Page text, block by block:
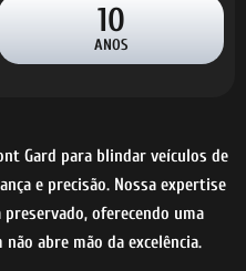
10
ANOS
Gard para blindar veículos de
e precisão. Nossa expertise
oferecendo uma
abre mão da excelência.